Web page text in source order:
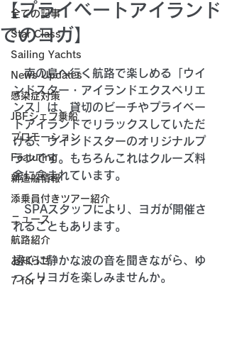
全ての記事
Star Class
Sailing Yachts
News Updates
感染症対策
JBFシェフ乗船
プロモーション
Featuring
新造船情報
添乗員付きツアー紹介
ニュース
航路紹介
お知らせ
7 for 7
【プライベートアイランド
でのヨガ】
南の島へ行く航路で楽しめる「ウイ
ンドスター・アイランドエクスペリエ
ンス」は、貸切のビーチやプライベー
トアイランドでリラックスしていただ
ける、ウインドスターのオリジナルプ
ランです。もちろんこれはクルーズ料
金に含まれています。
SPAスタッフにより、ヨガが開催さ
れることもあります。
遠くに静かな波の音を聞きながら、ゆ
っくりヨガを楽しみませんか。